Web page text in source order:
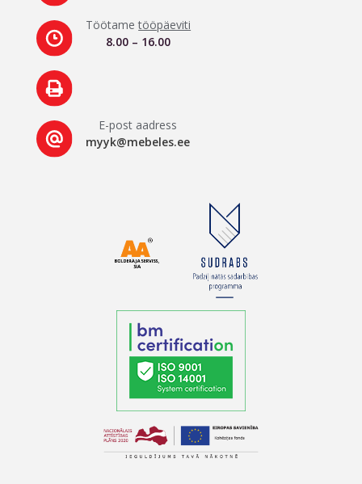
Töötametööpäeviti
8.00 – 16.00
E-post aadress
myyk@mebeles.ee